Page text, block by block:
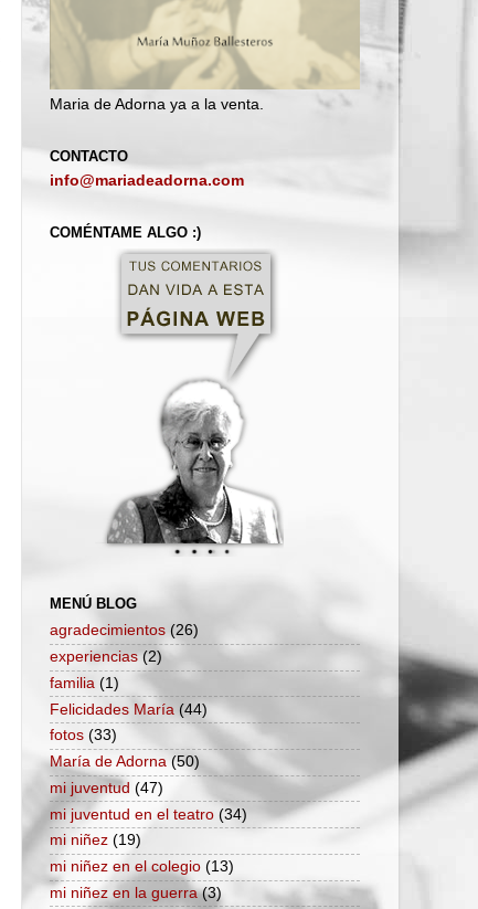
Maria de Adorna ya a la venta.
CONTACTO
info@mariadeadorna.com
COMÉNTAME ALGO :)
MENÚ BLOG
agradecimientos (26)
experiencias (2)
familia (1)
Felicidades María (44)
fotos (33)
María de Adorna (50)
mi juventud (47)
mi juventud en el teatro (34)
mi niñez (19)
mi niñez en el colegio (13)
mi niñez en la guerra (3)